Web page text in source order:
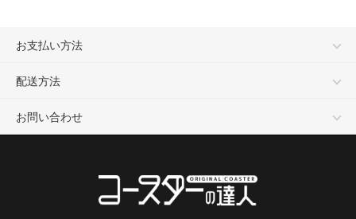
お支払い方法
配送方法
お問い合わせ